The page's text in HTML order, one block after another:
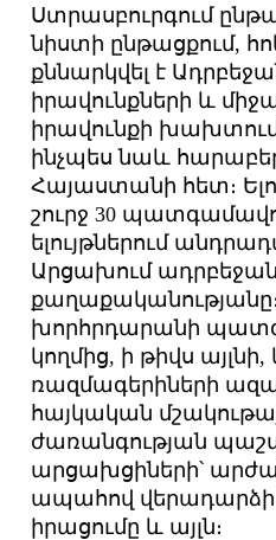
Ստրասբուրգում
նիստի ընթացքում,
քննարկվել է
իրավունքների և
իրավունքի
ինչպես նաև
Հայաստանի հետ։
շուրջ 30
ելույթներում
Արցախում
խորհրդարանի
կողմից, ի թիվս
ռազմագերիների
հայկական
ժառանգության
արցախցիների՝
ապահով վերադարձի
իրացումը և այլն։